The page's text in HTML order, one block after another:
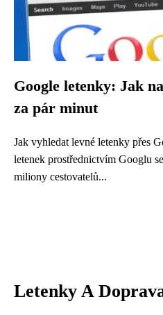
Google letenky: Jak
za pár minut
Jak vyhledat levné letenky přes
letenek prostřednictvím Googlu
miliony cestovatelů...
Letenky A